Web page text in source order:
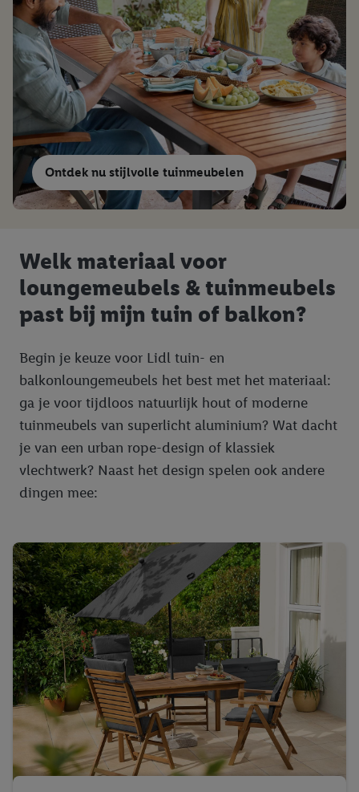
Ontdek nu stijlvolle tuinmeubelen
Welk materiaal voor
loungemeubels & tuinmeubels
past bij mijn tuin of balkon?
Begin je keuze voor Lidl tuin- en
balkonloungemeubels het best met het materiaal:
ga je voor tijdloos natuurlijk hout of moderne
tuinmeubels van superlicht aluminium? Wat dacht
je van een urban rope-design of klassiek
vlechtwerk? Naast het design spelen ook andere
dingen mee: